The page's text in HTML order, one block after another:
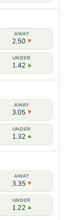
2.50
1.42
3.05
1.32
3.35
1.22